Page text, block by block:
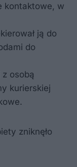
kontaktowe, w
ją do
do
osobą
kurierskiej
zniknęło